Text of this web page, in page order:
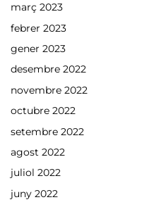
març 2023
febrer 2023
gener 2023
desembre 2022
novembre 2022
octubre 2022
setembre 2022
agost 2022
juliol 2022
juny 2022